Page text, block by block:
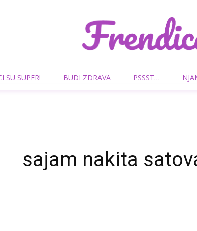
SU SUPER! BUDI ZDRAVA PSSST…
sajam nakita